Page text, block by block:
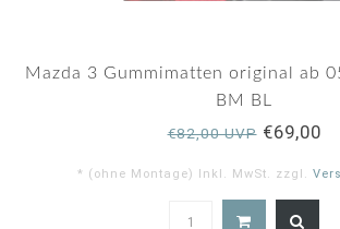
Mazda 3 Gummimatten original ab
BM BL
€82,00 UVP€69,00
* (ohne Montage) Inkl. MwSt. zzgl.